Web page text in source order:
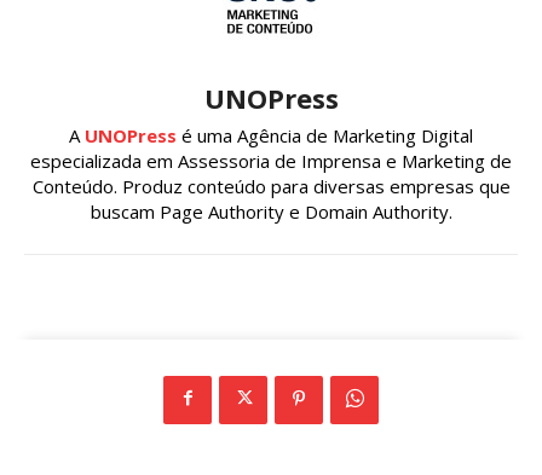
UNOPress
A UNOPress é uma Agência de Marketing Digital
especializada em Assessoria de Imprensa e Marketing de
Conteúdo. Produz conteúdo para diversas empresas que
buscam Page Authority e Domain Authority.